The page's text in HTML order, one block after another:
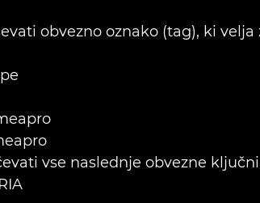
obvezno oznako (tag), ki
vse naslednje obvezne